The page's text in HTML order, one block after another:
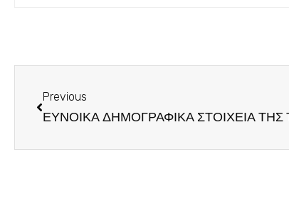
Previous
ΕΥΝΟΙΚΑ ΔΗΜΟΓΡΑΦΙΚΑ ΣΤΟΙΧΕΙΑ ΤΗΣ